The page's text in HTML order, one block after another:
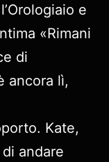
e
«Rimani
di
ancora lì,
Kate,
andare